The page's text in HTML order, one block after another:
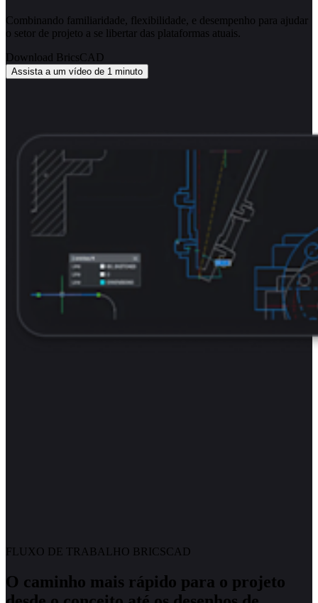
Combinando familiaridade, flexibilidade, e desempenho para ajudar
o setor de projeto a se libertar das plataformas atuais.
Download BricsCAD
Assista a um vídeo de 1 minuto
FLUXO DE TRABALHO BRICSCAD
O caminho mais rápido para o projeto